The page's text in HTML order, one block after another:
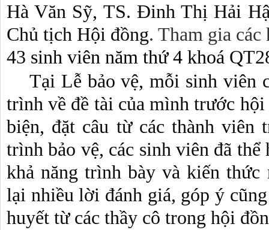
Hà Văn Sỹ, TS. Đinh Thị Hải
Chủ tịch Hội đồng
43 sinh viên năm thứ 4 khoá
Tại Lễ bảo vệ, mỗi sinh viên
trình về đề tài của mình trước
biện, đặt câu từ các thành viên
trình bảo vệ, các sinh viên đã
khả năng trình bày và kiến thức
lại nhiều lời đánh giá, góp ý
huyết từ các thầy cô trong hội